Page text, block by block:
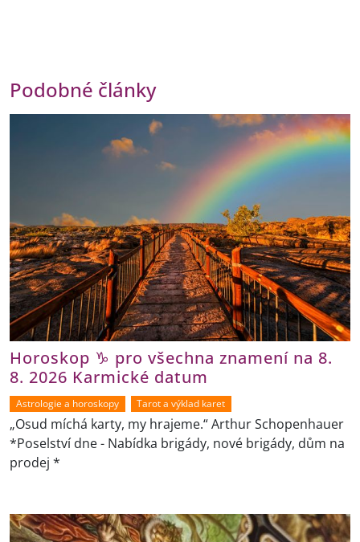
Podobné články
Horoskop ♑ pro všechna znamení na 8.
8. 2026 Karmické datum
Astrologie a horoskopy Tarot a výklad karet
„Osud míchá karty, my hrajeme.“ Arthur Schopenhauer
*Poselství dne - Nabídka brigády, nové brigády, dům na
prodej *